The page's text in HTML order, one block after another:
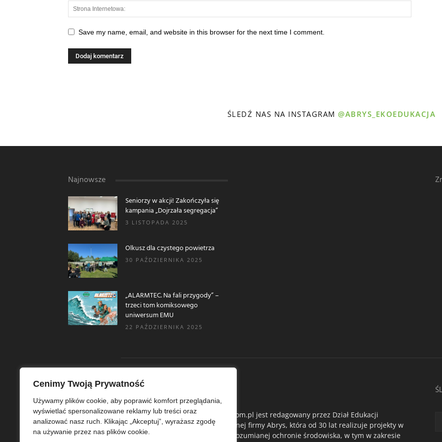
Cenimy Twoją Prywatność
Używamy plików cookie, aby poprawić komfort przeglądania,
wyświetlać spersonalizowane reklamy lub treści oraz
analizować nasz ruch. Klikając „Akceptuj”, wyrażasz zgodę
na używanie przez nas plików cookie.
Save my name, email, and website in this browser for the next time I comment.
ŚLEDŹ NAS NA INSTAGRAM@ABRYS_EKOEDUKACJA
Najnowsze
Seniorzy w akcji! Zakończyła się
kampania „Dojrzała segregacja”
3 LISTOPADA 2025
Olkusz dla czystego powietrza
30 PAŹDZIERNIKA 2025
„ALARMTEC. Na fali przygody” –
trzeci tom komiksowego
uniwersum EMU
22 PAŹDZIERNIKA 2025
Ekoedu.com.pl jest redagowany przez Dział Edukacji
Ekologicznej firmy Abrys, która od 30 lat realizuje projekty w
szeroko rozumianej ochronie środowiska, w tym w zakresie